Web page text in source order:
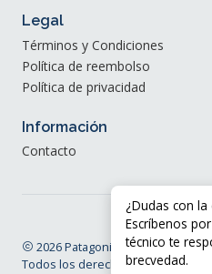
Legal
Términos y Condiciones
Política de reembolso
Política de privacidad
Información
Contacto
2026 Patagonia Klima®.
Todos los derechos reservados.
¿Dudas con
Escríbenos
técnico te
brecvedad.